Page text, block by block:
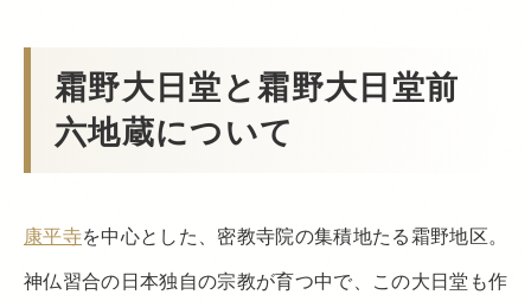
霜野大日堂と霜野大日堂前
六地蔵について
康平寺を中心とした、密教寺院の集積地たる霜野地区。
神仏習合の日本独自の宗教が育つ中で、この大日堂も作